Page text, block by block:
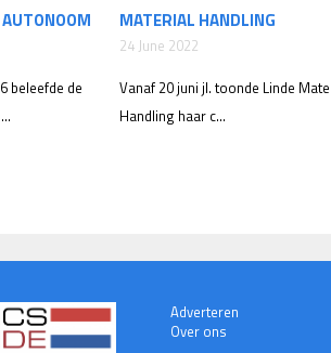
beleefde de
MATERIAL HANDLING
24 June 2022
Vanaf 20 juni jl. toonde Linde
Handling haar c...
Adverteren
Over ons